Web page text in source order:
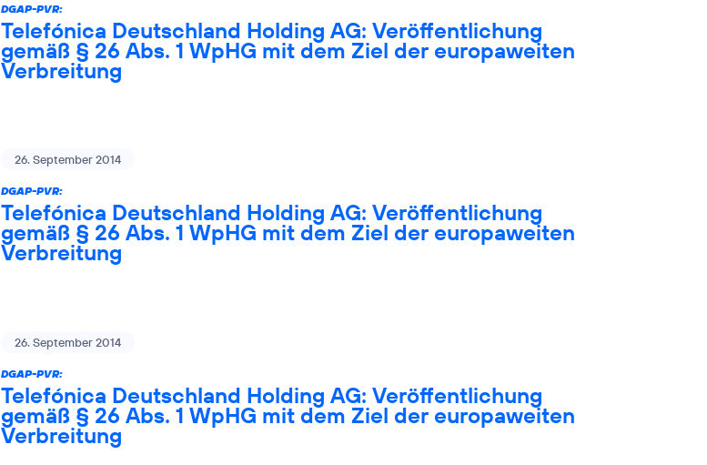
DGAP-PVR:
Telefónica Deutschland Holding AG: Veröffentlichung
gemäß § 26 Abs. 1 WpHG mit dem Ziel der europaweiten
Verbreitung
26. September 2014
DGAP-PVR:
Telefónica Deutschland Holding AG: Veröffentlichung
gemäß § 26 Abs. 1 WpHG mit dem Ziel der europaweiten
Verbreitung
26. September 2014
DGAP-PVR:
Telefónica Deutschland Holding AG: Veröffentlichung
gemäß § 26 Abs. 1 WpHG mit dem Ziel der europaweiten
Verbreitung